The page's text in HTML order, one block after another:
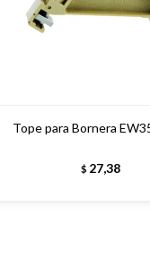
Tope para Bornera
$ 27,38